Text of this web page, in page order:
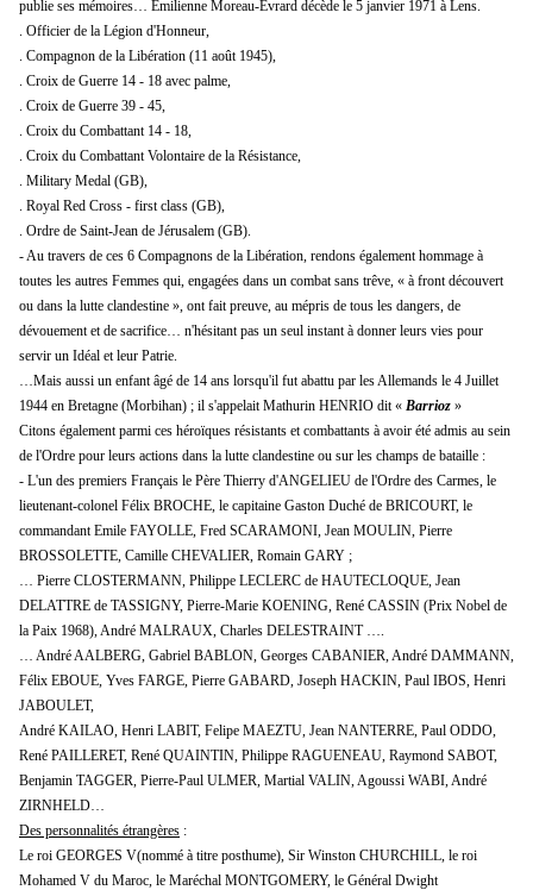
publie ses mémoires… Emilienne Moreau-Evrard décède le 5 janvier 1971 à Lens.
. Officier de la Légion d'Honneur,
. Compagnon de la Libération (11 août 1945),
. Croix de Guerre 14 - 18 avec palme,
. Croix de Guerre 39 - 45,
. Croix du Combattant 14 - 18,
. Croix du Combattant Volontaire de la Résistance,
. Military Medal (GB),
. Royal Red Cross - first class (GB),
. Ordre de Saint-Jean de Jérusalem (GB).
- Au travers de ces 6 Compagnons de la Libération, rendons également hommage à
toutes les autres Femmes qui, engagées dans un combat sans trêve, « à front découvert
ou dans la lutte clandestine », ont fait preuve, au mépris de tous les dangers, de
dévouement et de sacrifice… n'hésitant pas un seul instant à donner leurs vies pour
servir un Idéal et leur Patrie.
…Mais aussi un enfant âgé de 14 ans lorsqu'il fut abattu par les Allemands le 4 Juillet
1944 en Bretagne (Morbihan) ; il s'appelait Mathurin HENRIO dit « Barrioz »
Citons également parmi ces héroïques résistants et combattants à avoir été admis au sein
de l'Ordre pour leurs actions dans la lutte clandestine ou sur les champs de bataille :
- L'un des premiers Français le Père Thierry d'ANGELIEU de l'Ordre des Carmes, le
lieutenant-colonel Félix BROCHE, le capitaine Gaston Duché de BRICOURT, le
commandant Emile FAYOLLE, Fred SCARAMONI, Jean MOULIN, Pierre
BROSSOLETTE, Camille CHEVALIER, Romain GARY ;
… Pierre CLOSTERMANN, Philippe LECLERC de HAUTECLOQUE, Jean
DELATTRE de TASSIGNY, Pierre-Marie KOENING, René CASSIN (Prix Nobel de
la Paix 1968), André MALRAUX, Charles DELESTRAINT ….
… André AALBERG, Gabriel BABLON, Georges CABANIER, André DAMMANN,
Félix EBOUE, Yves FARGE, Pierre GABARD, Joseph HACKIN, Paul IBOS, Henri
JABOULET,
André KAILAO, Henri LABIT, Felipe MAEZTU, Jean NANTERRE, Paul ODDO,
René PAILLERET, René QUAINTIN, Philippe RAGUENEAU, Raymond SABOT,
Benjamin TAGGER, Pierre-Paul ULMER, Martial VALIN, Agoussi WABI, André
ZIRNHELD…
Des personnalités étrangères :
Le roi GEORGES V(nommé à titre posthume), Sir Winston CHURCHILL, le roi
Mohamed V du Maroc, le Maréchal MONTGOMERY, le Général Dwight